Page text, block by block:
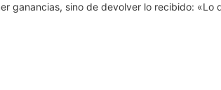
ganancias, sino de devolver lo recibido: